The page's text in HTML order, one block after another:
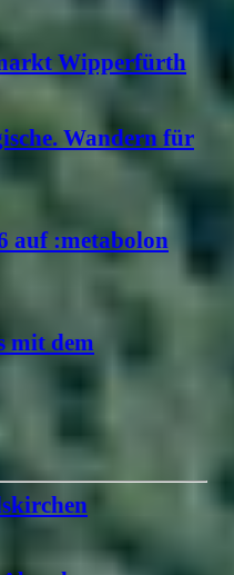
Wipperfürth
Wandern für
auf :metabolon
mit dem